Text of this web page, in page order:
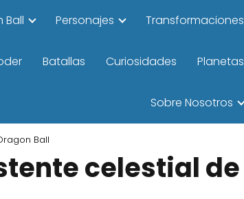
Ball Personajes Transformaciones
Batallas Curiosidades Planetas
Sobre Nosotros
Ball
celestial de